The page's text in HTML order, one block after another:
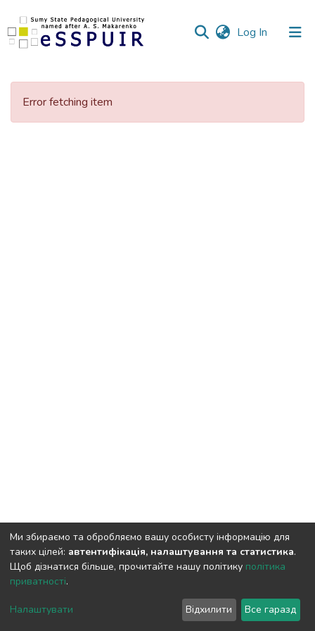
Log In (current)
Communities
Error fetching item
DSpace software and SSPU named after A.S. Makarenko
copyright © 2002-2026LYRASIS
Privacy policy
Ми збираємо та обробляємо вашу особисту інформацію для
таких цілей: автентифікація, налаштування та статистика.
Щоб дізнатися більше, прочитайте нашу політику політика
приватності.
Налаштувати Відхилити Все гаразд